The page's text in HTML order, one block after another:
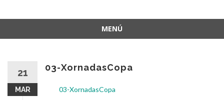
MENÚ
21
MAR
03-XornadasCopa
03-XornadasCopa